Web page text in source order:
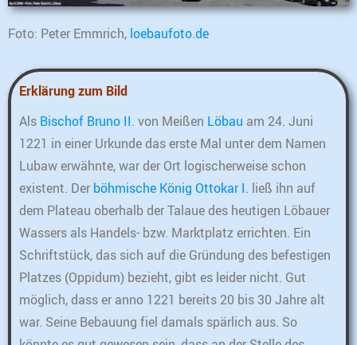
Foto: Peter Emmrich, loebaufoto.de
Erklärung zum Bild
Als Bischof Bruno II. von Meißen Löbau am 24. Juni
1221 in einer Urkunde das erste Mal unter dem Namen
Lubaw erwähnte, war der Ort logischerweise schon
existent. Derböhmische König Ottokar I. ließ ihn auf
dem Plateau oberhalb der Talaue des heutigen Löbauer
Wassers als Handels- bzw. Marktplatz errichten. Ein
Schriftstück, das sich auf die Gründung des befestigen
Platzes (Oppidum) bezieht, gibt es leider nicht. Gut
möglich, dass er anno 1221 bereits 20 bis 30 Jahre alt
war. Seine Bebauung fiel damals spärlich aus. So